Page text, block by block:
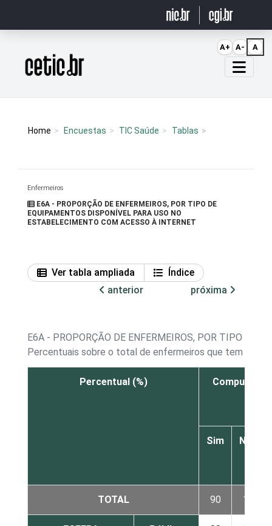
Página inicial
Home Encuestas TIC Saúde Tablas
Enfermeiros
E6A - PROPORÇÃO DE ENFERMEIROS, POR TIPO DE
EQUIPAMENTOS DISPONÍVEL PARA USO NO
ESTABELECIMENTO COM ACESSO À INTERNET
Ver tabla ampliada
Índice
anterior
próxima
E6A - PROPORÇÃO DE ENFERMEIROS, POR TIPO DE
Percentuais sobre o total de enfermeiros que tem cada
Percentual (%) Computador
Sim Não
TOTAL 90 10
A+ A- A